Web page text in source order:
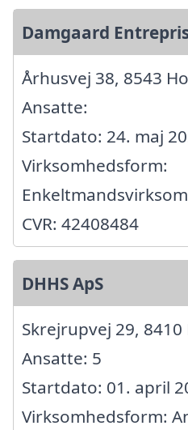
Damgaard
Århusvej 38, 8543
Ansatte:
Startdato: 24. maj
Virksomhedsform:
CVR: 42408484
DHHS ApS
Skrejrupvej 29, 8410
Ansatte: 5
Startdato: 01. april
Virksomhedsform: